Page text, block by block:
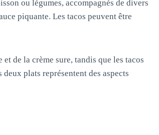
ou légumes, accompagnés de divers
piquante. Les tacos peuvent être
de la crème sure, tandis que les tacos
plats représentent des aspects